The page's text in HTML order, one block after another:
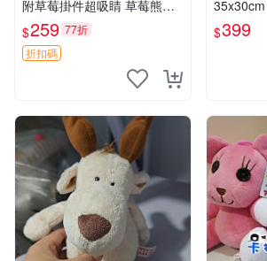
附草莓掛件超吸睛 草莓熊手
提包 草莓掛件 可愛portunes
e
$259 77折
折扣碼
35x30cm
$399